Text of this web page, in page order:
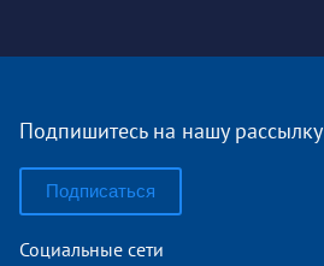
Подпишитесь на нашу рассылку
Подписаться
Социальные сети